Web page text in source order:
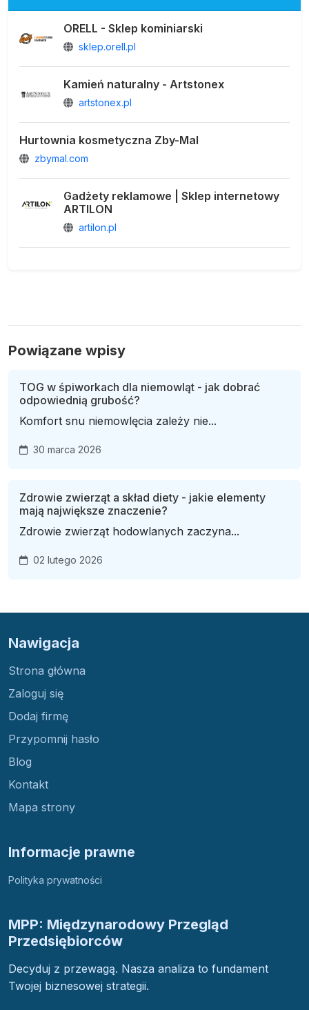
ORELL - Sklep kominiarski
sklep.orell.pl
Kamień naturalny - Artstonex
artstonex.pl
Hurtownia kosmetyczna Zby-Mal
zbymal.com
Gadżety reklamowe | Sklep internetowy
ARTILON
artilon.pl
Powiązane wpisy
TOG w śpiworkach dla niemowląt - jak dobrać
odpowiednią grubość?
Komfort snu niemowlęcia zależy nie...
30 marca 2026
Zdrowie zwierząt a skład diety - jakie elementy
mają największe znaczenie?
Zdrowie zwierząt hodowlanych zaczyna...
02 lutego 2026
Nawigacja
Strona główna
Zaloguj się
Dodaj firmę
Przypomnij hasło
Blog
Kontakt
Mapa strony
Informacje prawne
Polityka prywatności
MPP: Międzynarodowy Przegląd
Przedsiębiorców
Decyduj z przewagą. Nasza analiza to fundament
Twojej biznesowej strategii.